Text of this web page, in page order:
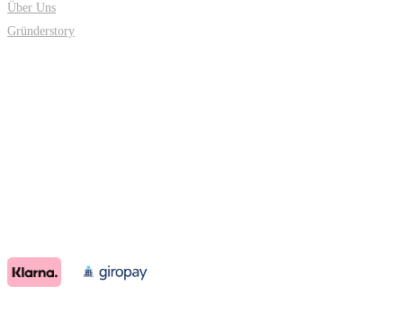
Über Uns
Gründerstory